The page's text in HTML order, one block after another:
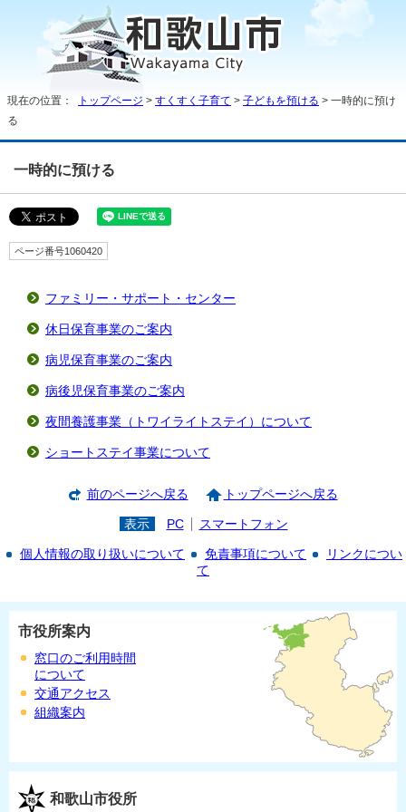
現在の位置： トップページ > すくすく子育て > 子どもを預ける > 一時的に預け
る
一時的に預ける
ページ番号1060420
ファミリー・サポート・センター
休日保育事業のご案内
病児保育事業のご案内
病後児保育事業のご案内
夜間養護事業（トワイライトステイ）について
ショートステイ事業について
前のページへ戻る トップページへ戻る
表示 PC スマートフォン
個人情報の取り扱いについて 免責事項について
リンクについ
て
市役所案内
窓口のご利用時間
について
交通アクセス
組織案内
和歌山市役所